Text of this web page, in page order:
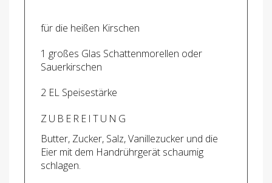
für die heißen Kirschen
1 großes Glas Schattenmorellen oder
Sauerkirschen
2 EL Speisestärke
ZUBEREITUNG
Butter, Zucker, Salz, Vanillezucker und die
Eier mit dem Handrührgerät schaumig
schlagen.